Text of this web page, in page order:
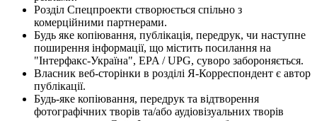
Розділ Спецпроекти створюється спільно з
комерційними партнерами.
Будь яке копіювання, публікація, передрук, чи наступне
поширення інформації, що містить посилання на
"Інтерфакс-Україна", EPA / UPG, суворо забороняється.
Власник веб-сторінки в розділі Я-Корреспондент є автор
публікації.
Будь-яке копіювання, передрук та відтворення
фотографічних творів та/або аудіовізуальних творів